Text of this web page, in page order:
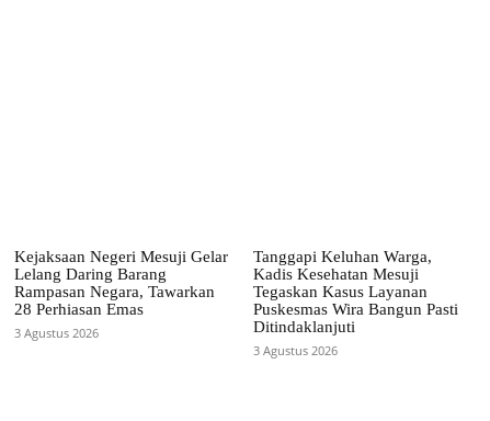
Kejaksaan Negeri Mesuji Gelar
Lelang Daring Barang
Rampasan Negara, Tawarkan
28 Perhiasan Emas
3 Agustus 2026
Tanggapi Keluhan Warga,
Kadis Kesehatan Mesuji
Tegaskan Kasus Layanan
Puskesmas Wira Bangun Pasti
Ditindaklanjuti
3 Agustus 2026